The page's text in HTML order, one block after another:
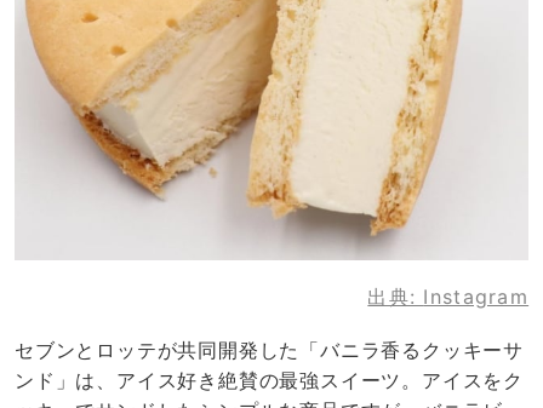
出典: Instagram
セブンとロッテが共同開発した「バニラ香るクッキーサ
ンド」は、アイス好き絶賛の最強スイーツ。アイスをク